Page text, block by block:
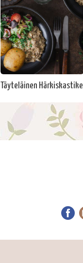
Täyteläinen Härkiskastike